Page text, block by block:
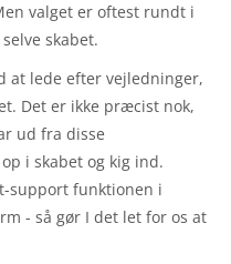
valget er oftest rundt i
skabet.
at lede efter vejledninger,
Det er ikke præcist nok,
ud fra disse
i skabet og kig ind.
support funktionen i
- så gør I det let for os at